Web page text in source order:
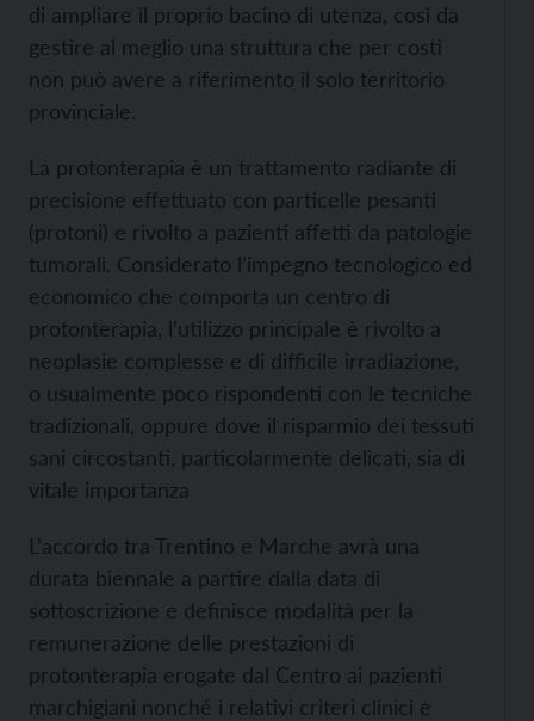
di ampliare il proprio bacino di utenza, così da
gestire al meglio una struttura che per costi
non può avere a riferimento il solo territorio
provinciale.
La protonterapia è un trattamento radiante di
precisione effettuato con particelle pesanti
(protoni) e rivolto a pazienti affetti da patologie
tumorali. Considerato l’impegno tecnologico ed
economico che comporta un centro di
protonterapia, l’utilizzo principale è rivolto a
neoplasie complesse e di difficile irradiazione,
o usualmente poco rispondenti con le tecniche
tradizionali, oppure dove il risparmio dei tessuti
sani circostanti, particolarmente delicati, sia di
vitale importanza
L’accordo tra Trentino e Marche avrà una
durata biennale a partire dalla data di
sottoscrizione e definisce modalità per la
remunerazione delle prestazioni di
protonterapia erogate dal Centro ai pazienti
marchigiani nonché i relativi criteri clinici e